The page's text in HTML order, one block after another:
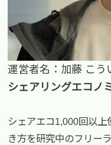
運営者名：加藤 こう
シェアリングエコノ
シェアエコ1,000回以
き方を研究中のフリーラ